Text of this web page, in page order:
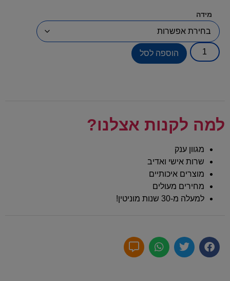
מידה
הוספה לסל
למה לקנות אצלנו?
מגוון ענק
שרות אישי ואדיב
מוצרים איכותיים
מחירים מעולים
למעלה מ-30 שנות מוניטין!